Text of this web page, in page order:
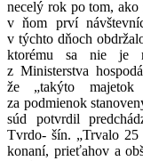
necelý rok po tom, ako
v ňom prví
v týchto dňoch
ktorému sa nie je
z Ministerstva
že „takýto majetok
za podmienok
súd potvrdil
Tvrdo- šín. „Trvalo 25
konaní, prieťahov a